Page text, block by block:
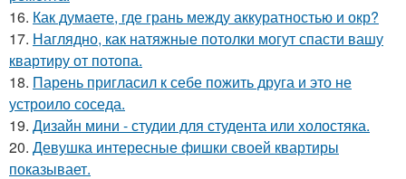
16. Как думаете, где грань между аккуратностью и окр?
17. Наглядно, как натяжные потолки могут спасти вашу
квартиру от потопа.
18. Парень пригласил к себе пожить друга и это не
устроило соседа.
19. Дизайн мини - студии для студента или холостяка.
20. Девушка интересные фишки своей квартиры
показывает.